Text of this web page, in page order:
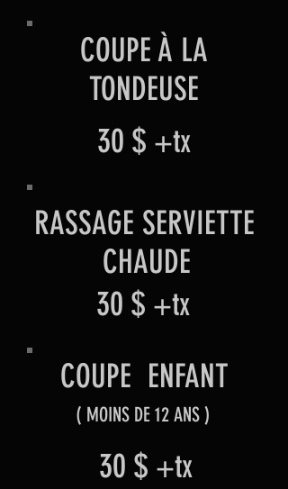
COUPE À LA
TONDEUSE
30 $ +tx
RASSAGE SERVIETTE
CHAUDE
30 $ +tx
COUPE ENFANT
( MOINS DE 12 ANS )
30 $ +tx